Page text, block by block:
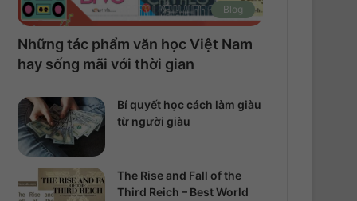
Blog
Những tác phẩm văn học Việt Nam
hay sống mãi với thời gian
Bí quyết học cách làm giàu
từ người giàu
The Rise and Fall of the
Third Reich – Best World